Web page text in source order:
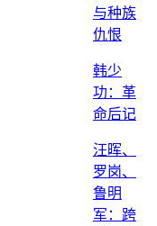
与种族
仇恨
韩少
功：革
命后记
汪晖、
罗岗、
鲁明
军：跨